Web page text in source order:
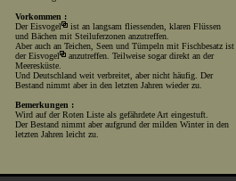
Vorkommen :
DerEisvogel
ist an langsam fliessenden, klaren Flüssen
und Bächen mit Steiluferzonen anzutreffen.
Aber auch an Teichen, Seen und Tümpeln mit Fischbesatz ist
derEisvogel
anzutreffen. Teilweise sogar direkt an der
Meeresküste.
Und Deutschland weit verbreitet, aber nicht häufig. Der
Bestand nimmt aber in den letzten Jahren wieder zu.
Bemerkungen :
Wird auf der Roten Liste als gefährdete Art eingestuft.
Der Bestand nimmt aber aufgrund der milden Winter in den
letzten Jahren leicht zu.